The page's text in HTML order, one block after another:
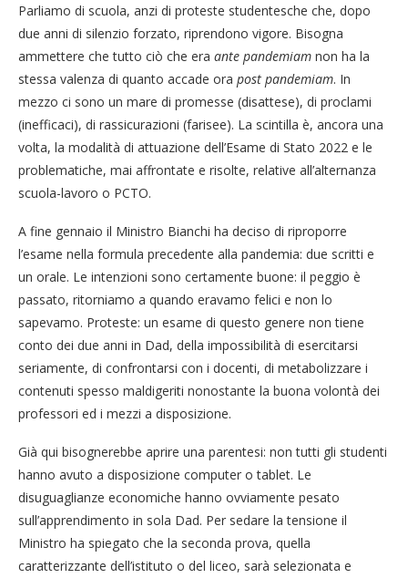
Parliamo di scuola, anzi di proteste studentesche che, dopo
due anni di silenzio forzato, riprendono vigore. Bisogna
ammettere che tutto ciò che era ante pandemiam non ha la
stessa valenza di quanto accade ora post pandemiam. In
mezzo ci sono un mare di promesse (disattese), di proclami
(inefficaci), di rassicurazioni (farisee). La scintilla è, ancora una
volta, la modalità di attuazione dell’Esame di Stato 2022 e le
problematiche, mai affrontate e risolte, relative all’alternanza
scuola-lavoro o PCTO.
A fine gennaio il Ministro Bianchi ha deciso di riproporre
l’esame nella formula precedente alla pandemia: due scritti e
un orale. Le intenzioni sono certamente buone: il peggio è
passato, ritorniamo a quando eravamo felici e non lo
sapevamo. Proteste: un esame di questo genere non tiene
conto dei due anni in Dad, della impossibilità di esercitarsi
seriamente, di confrontarsi con i docenti, di metabolizzare i
contenuti spesso maldigeriti nonostante la buona volontà dei
professori ed i mezzi a disposizione.
Già qui bisognerebbe aprire una parentesi: non tutti gli studenti
hanno avuto a disposizione computer o tablet. Le
disuguaglianze economiche hanno ovviamente pesato
sull’apprendimento in sola Dad. Per sedare la tensione il
Ministro ha spiegato che la seconda prova, quella
caratterizzante dell’istituto o del liceo, sarà selezionata e